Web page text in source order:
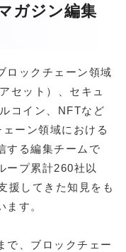
ガジン編集
ックチェーン領域
セット）、セキュ
コイン、NFTなど
ーン領域における
する編集チームで
プ累計260社以
援してきた知見をも
す。
で、ブロックチェー